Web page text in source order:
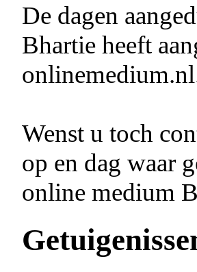
De dagen
Bhartie heeft
Wenst u toch
op en dag waar
online medium